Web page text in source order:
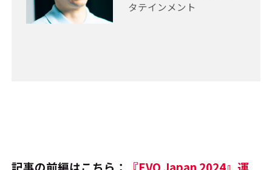
タテインメント